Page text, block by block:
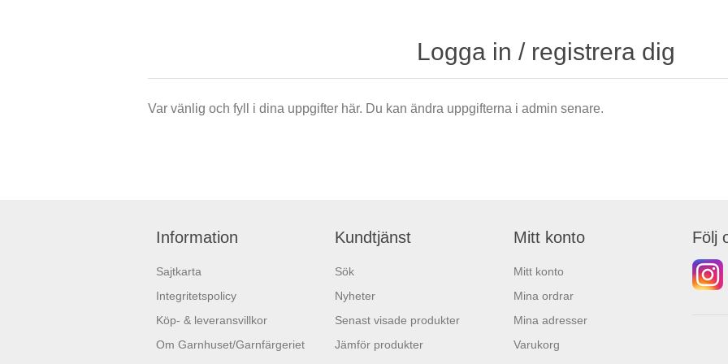
Logga in / registrera dig
Var vänlig och fyll i dina uppgifter här. Du kan ändra uppgifterna i admin senare.
Information
Sajtkarta
Integritetspolicy
Köp- & leveransvillkor
Om Garnhuset/Garnfärgeriet
Kundtjänst
Sök
Nyheter
Senast visade produkter
Jämför produkter
Mitt konto
Mitt konto
Mina ordrar
Mina adresser
Varukorg
Följ